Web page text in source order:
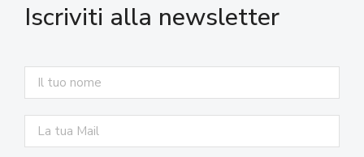
Iscriviti alla newsletter